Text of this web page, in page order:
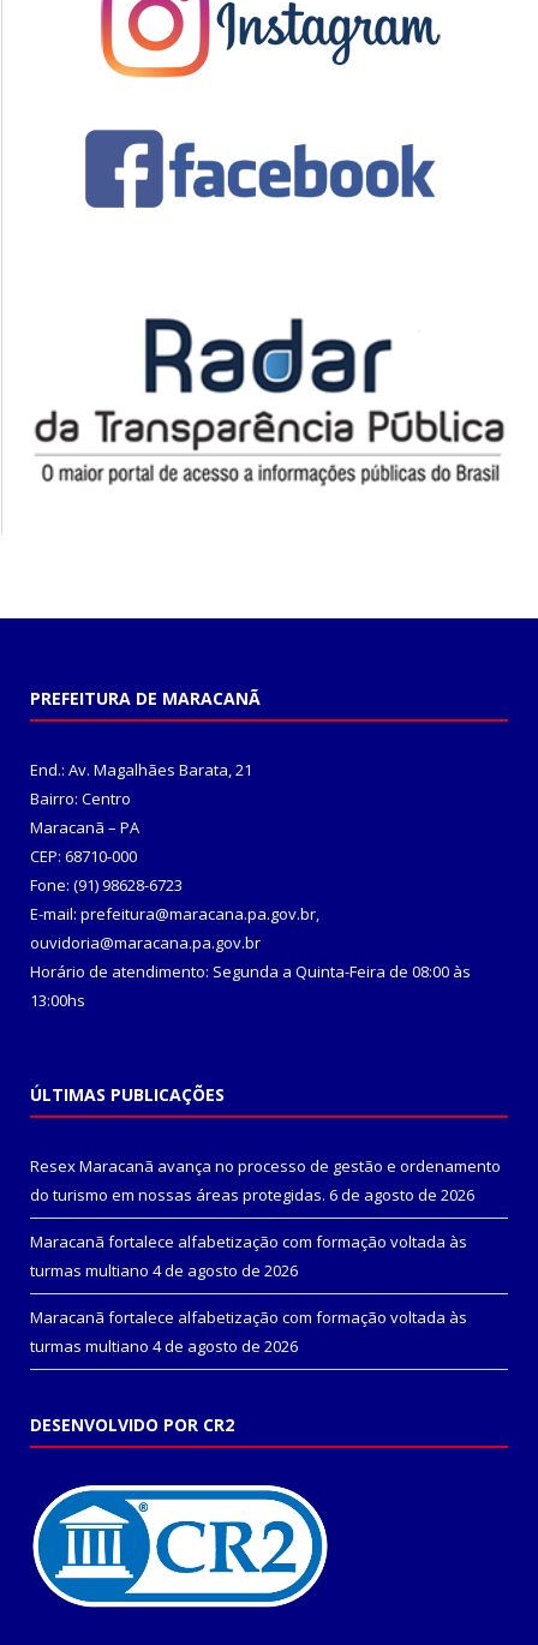
PREFEITURA DE MARACANÃ
End.: Av. Magalhães Barata, 21
Bairro: Centro
Maracanã – PA
CEP: 68710-000
Fone: (91) 98628-6723
E-mail: prefeitura@maracana.pa.gov.br,
ouvidoria@maracana.pa.gov.br
Horário de atendimento: Segunda a Quinta-Feira de 08:00 às
13:00hs
ÚLTIMAS PUBLICAÇÕES
Resex Maracanã avança no processo de gestão e ordenamento
do turismo em nossas áreas protegidas. 6 de agosto de 2026
Maracanã fortalece alfabetização com formação voltada às
turmas multiano 4 de agosto de 2026
Maracanã fortalece alfabetização com formação voltada às
turmas multiano 4 de agosto de 2026
DESENVOLVIDO POR CR2